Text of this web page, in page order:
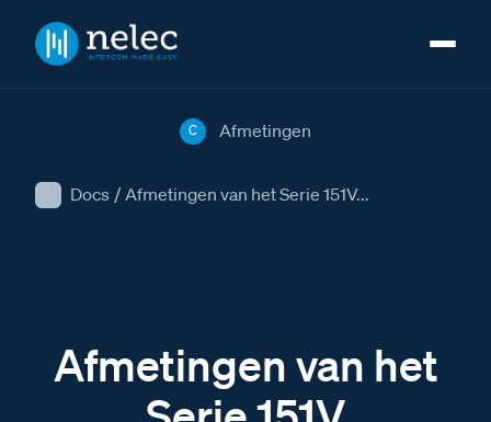
Docs / Afmetingen van het Serie 151V...
C Afmetingen
Afmetingen van het